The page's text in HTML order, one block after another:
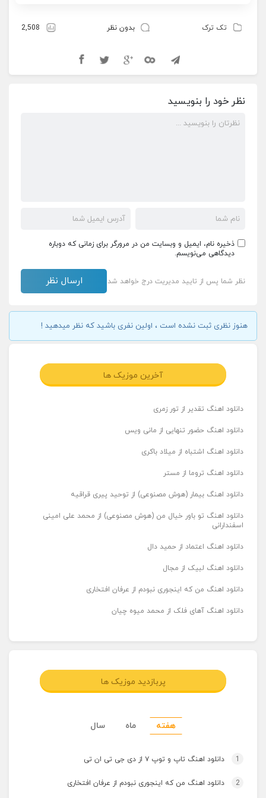
تک ترک بدون نظر 2,508
نظر خود را بنویسید
ذخیره نام، ایمیل و وبسایت من در مرورگر برای زمانی که دوباره
دیدگاهی می‌نویسم.
نظر شما پس از تایید مدیریت درج خواهد شد
هنوز نظری ثبت نشده است ، اولین نفری باشید که نظر میدهید !
آخرین موزیک ها
دانلود اهنگ تقدیر از تور زمری
دانلود اهنگ حضور تنهایی از مانی ویس
دانلود اهنگ اشتباه از میلاد باکری
دانلود اهنگ تروما از مستر
دانلود اهنگ بیمار (هوش مصنوعی) از توحید پیری قراقیه
دانلود اهنگ تو باور خیال من (هوش مصنوعی) از محمد علی امینی
اسفندارانی
دانلود اهنگ اعتماد از حمید دال
دانلود اهنگ لبیک از مجال
دانلود اهنگ من که اینجوری نبودم از عرفان افتخاری
دانلود اهنگ آهای فلک از محمد میوه چیان
پربازدید موزیک ها
هفته ماه سال
1 دانلود اهنگ تاپ و توپ ۷ از دی جی تی ان تی
2 دانلود اهنگ من که اینجوری نبودم از عرفان افتخاری